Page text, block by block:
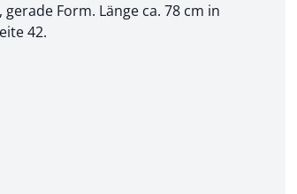
gerade Form. Länge ca. 78 cm in
42.